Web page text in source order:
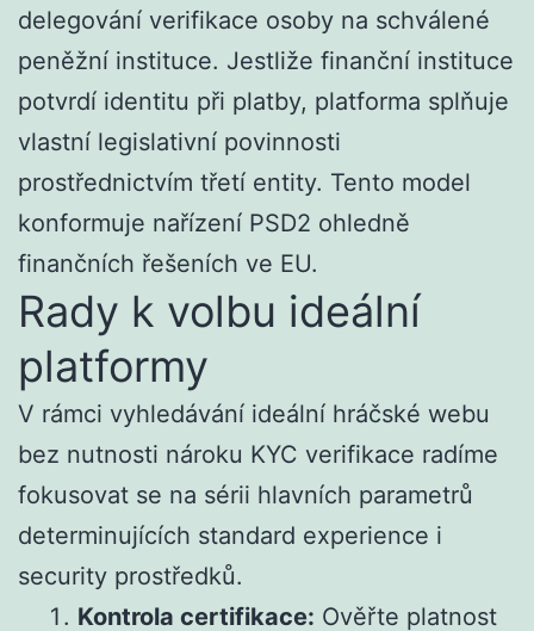
delegování verifikace osoby na schválené
peněžní instituce. Jestliže finanční instituce
potvrdí identitu při platby, platforma splňuje
vlastní legislativní povinnosti
prostřednictvím třetí entity. Tento model
konformuje nařízení PSD2 ohledně
finančních řešeních ve EU.
Rady k volbu ideální
platformy
V rámci vyhledávání ideální hráčské webu
bez nutnosti nároku KYC verifikace radíme
fokusovat se na sérii hlavních parametrů
determinujících standard experience i
security prostředků.
Kontrola certifikace: Ověřte platnost